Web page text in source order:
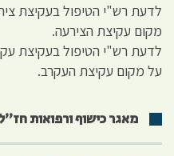
לדעת רש"י הטיפול בעקיצת
מקום עקיצת הצירעה.
לדעת רש"י הטיפול בעקיצת
על מקום עקיצת העקרב.
מאגר כישוף ורפואות חז״ל